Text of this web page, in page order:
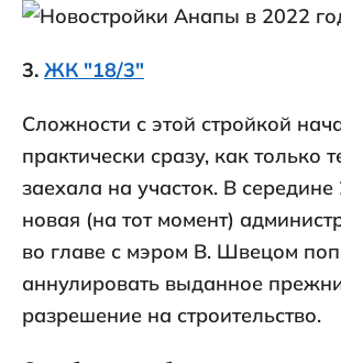
3. ЖК "18/3"
Сложности с этой стройкой
практически сразу, как только
заехала на участок. В середине
новая (на тот момент)
во главе с мэром В. Швецом
аннулировать выданное
разрешение на строительство.